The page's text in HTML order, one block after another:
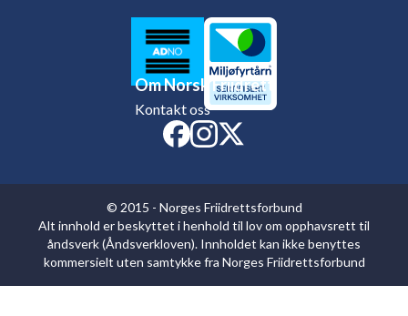
Om Norsk Friidrett
Kontakt oss
© 2015 - Norges Friidrettsforbund
Alt innhold er beskyttet i henhold til lov om opphavsrett til
åndsverk (Åndsverkloven). Innholdet kan ikke benyttes
kommersielt uten samtykke fra Norges Friidrettsforbund